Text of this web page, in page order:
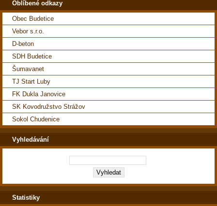
Oblíbené odkazy
Obec Budetice
Vebor s.r.o.
D-beton
SDH Budetice
Šumavanet
TJ Start Luby
FK Dukla Janovice
SK Kovodružstvo Strážov
Sokol Chudenice
Vyhledávání
Statistiky